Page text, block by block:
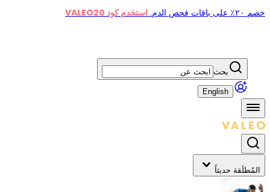
خصم ٢٠٪ على باقات فحص الدم. استخدم كود VALEO20
بحث
English
المُطلَقة حديثاً